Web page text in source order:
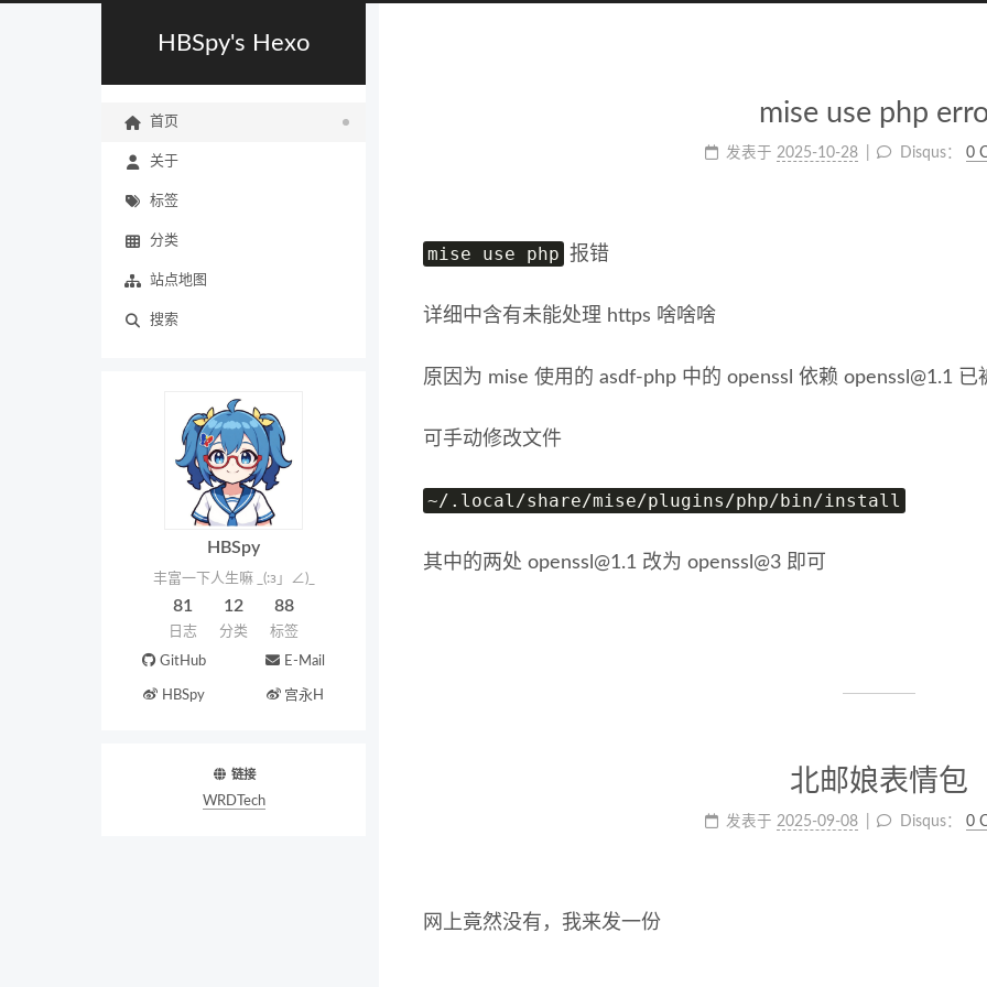
HBSpy's Hexo
首页
关于
标签
分类
站点地图
搜索
HBSpy
丰富一下人生嘛 _(:з」∠)_
81
日志
12
分类
88
标签
GitHub E-Mail
HBSpy 宫永H
链接
WRDTech
mise use php
发表于 2025-10-28 Disqus： 0
mise use php 报错
详细中含有未能处理 https 啥啥啥
原因为 mise 使用的 asdf-php 中的 openssl 依赖 openssl@1.1 已
可手动修改文件
~/.local/share/mise/plugins/php/bin/install
其中的两处 openssl@1.1 改为 openssl@3 即可
北邮娘表情包
发表于 2025-09-08 Disqus： 0
网上竟然没有，我来发一份